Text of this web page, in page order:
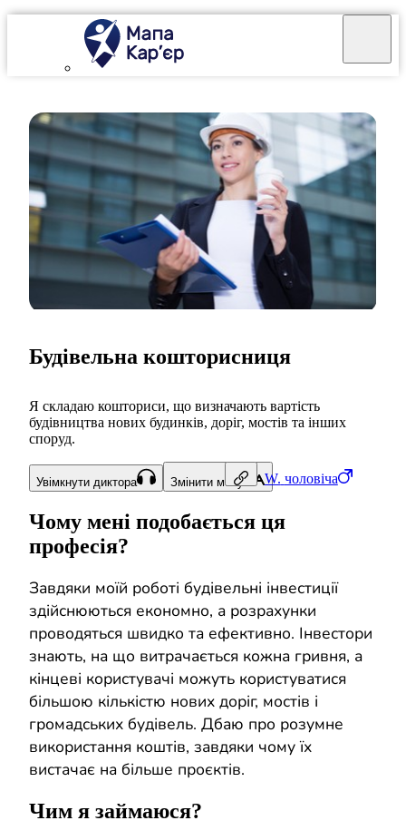
W. чоловіча
Будівельна кошторисниця
Я складаю кошториси, що визначають вартість
будівництва нових будинків, доріг, мостів та інших
споруд.
Увімкнути диктора Змінити мову
Чому мені подобається ця
професія?
Завдяки моїй роботі будівельні інвестиції
здійснюються економно, а розрахунки
проводяться швидко та ефективно. Інвестори
знають, на що витрачається кожна гривня, а
кінцеві користувачі можуть користуватися
більшою кількістю нових доріг, мостів і
громадських будівель. Дбаю про розумне
використання коштів, завдяки чому їх
вистачає на більше проєктів.
Чим я займаюся?